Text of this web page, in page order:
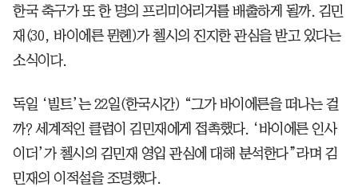
한국 축구가 또 한 명의 프리미어리거를 배출하게 될까. 김민
재(30, 바이에른 뮌헨)가 첼시의 진지한 관심을 받고 있다는
소식이다.
독일 ‘빌트’는 22일(한국시간) “그가 바이에른을 떠나는 걸
까? 세계적인 클럽이 김민재에게 접촉했다. ‘바이에른 인사
이더’가 첼시의 김민재 영입 관심에 대해 분석한다”라며 김
민재의 이적설을 조명했다.